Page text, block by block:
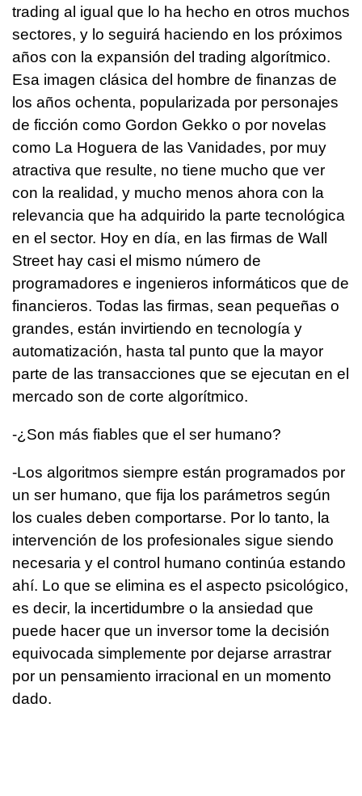
trading al igual que lo ha hecho en otros muchos
sectores, y lo seguirá haciendo en los próximos
años con la expansión del trading algorítmico.
Esa imagen clásica del hombre de finanzas de
los años ochenta, popularizada por personajes
de ficción como Gordon Gekko o por novelas
como La Hoguera de las Vanidades, por muy
atractiva que resulte, no tiene mucho que ver
con la realidad, y mucho menos ahora con la
relevancia que ha adquirido la parte tecnológica
en el sector. Hoy en día, en las firmas de Wall
Street hay casi el mismo número de
programadores e ingenieros informáticos que de
financieros. Todas las firmas, sean pequeñas o
grandes, están invirtiendo en tecnología y
automatización, hasta tal punto que la mayor
parte de las transacciones que se ejecutan en el
mercado son de corte algorítmico.
-¿Son más fiables que el ser humano?
-Los algoritmos siempre están programados por
un ser humano, que fija los parámetros según
los cuales deben comportarse. Por lo tanto, la
intervención de los profesionales sigue siendo
necesaria y el control humano continúa estando
ahí. Lo que se elimina es el aspecto psicológico,
es decir, la incertidumbre o la ansiedad que
puede hacer que un inversor tome la decisión
equivocada simplemente por dejarse arrastrar
por un pensamiento irracional en un momento
dado.